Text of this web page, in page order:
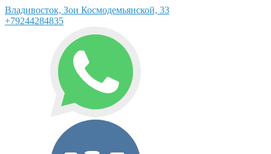
Владивосток, Зои Космодемьянской, 33
+79244284835